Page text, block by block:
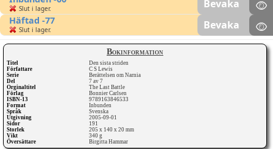
Bokinformation
Titel
Den sista striden
Författare
C S Lewis
Serie
Berättelsen om Narnia
Del
7 av 7
Orginaltitel
The Last Battle
Förlag
Bonnier Carlsen
ISBN-13
9789163846533
Format
Inbunden
Språk
Svenska
Utgivning
2005-09-01
Sidor
191
Storlek
205 x 140 x 20 mm
Vikt
340 g
Översättare
Birgitta Hammar
Slut i lager. Bevaka
Häftad -77
Slut i lager. Bevaka